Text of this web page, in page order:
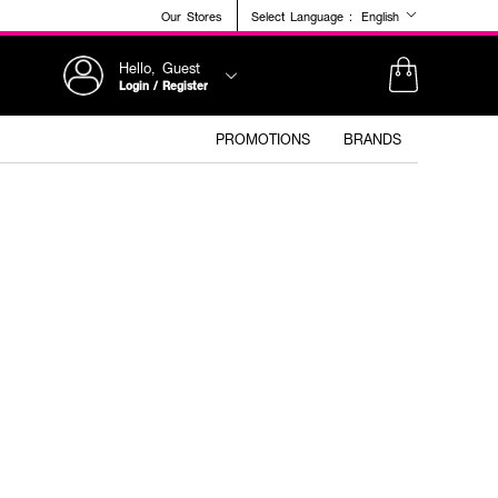
Our Stores Select Language : English
Hello, Guest
Login / Register
PROMOTIONS BRANDS